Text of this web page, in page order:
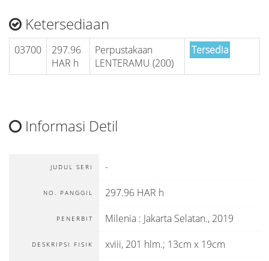
Ketersediaan
03700
297.96
HAR h
Perpustakaan
LENTERAMU (200)
Tersedia
Informasi Detil
JUDUL SERI -
NO. PANGGIL 297.96 HAR h
PENERBIT Milenia : Jakarta Selatan., 2019
DESKRIPSI FISIK xviii, 201 hlm.; 13cm x 19cm